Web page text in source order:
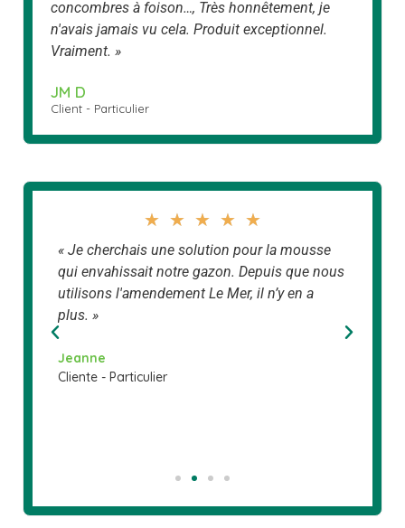
concombres à foison…, Très honnêtement, je
n'avais jamais vu cela. Produit exceptionnel.
Vraiment. »
JM D
Client - Particulier
★ ★ ★ ★ ★
« Je cherchais une solution pour la mousse
qui envahissait notre gazon. Depuis que nous
utilisons l'amendement Le Mer, il n’y en a
plus. »
Jeanne
Cliente - Particulier